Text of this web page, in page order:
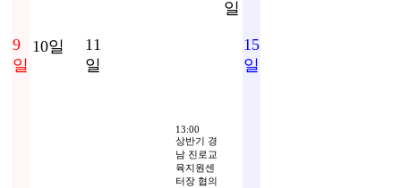
9
일
10일
11
일
13:00
상반기 경
남 진로교
육지원센
터장 협의
일
15
일